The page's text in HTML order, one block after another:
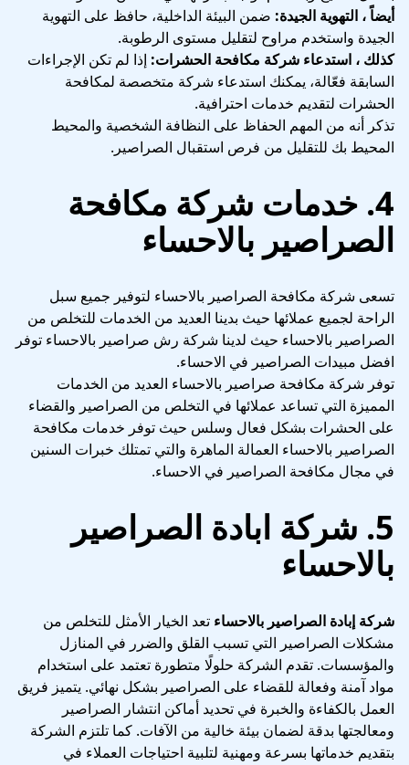
أيضاً ، التهوية الجيدة: ضمن البيئة الداخلية، حافظ على التهوية
الجيدة واستخدم مراوح لتقليل مستوى الرطوبة.
كذلك ، استدعاء شركة مكافحة الحشرات: إذا لم تكن الإجراءات
السابقة فعّالة، يمكنك استدعاء شركة متخصصة لمكافحة
الحشرات لتقديم خدمات احترافية.
تذكر أنه من المهم الحفاظ على النظافة الشخصية والمحيط
المحيط بك للتقليل من فرص استقبال الصراصير.
4. خدمات شركة مكافحة
الصراصير بالاحساء
تسعى شركة مكافحة الصراصير بالاحساء لتوفير جميع سبل
الراحة لجميع عملائها حيث بدينا العديد من الخدمات للتخلص من
الصراصير بالاحساء حيث لدينا شركة رش صراصير بالاحساء توفر
افضل مبيدات الصراصير في الاحساء.
توفر شركة مكافحة صراصير بالاحساء العديد من الخدمات
المميزة التي تساعد عملائها في التخلص من الصراصير والقضاء
على الحشرات بشكل فعال وسلس حيث توفر خدمات مكافحة
الصراصير بالاحساء العمالة الماهرة والتي تمتلك خبرات السنين
في مجال مكافحة الصراصير في الاحساء.
5. شركة ابادة الصراصير
بالاحساء
شركة إبادة الصراصير بالاحساء تعد الخيار الأمثل للتخلص من
مشكلات الصراصير التي تسبب القلق والضرر في المنازل
والمؤسسات. تقدم الشركة حلولًا متطورة تعتمد على استخدام
مواد آمنة وفعالة للقضاء على الصراصير بشكل نهائي. يتميز فريق
العمل بالكفاءة والخبرة في تحديد أماكن انتشار الصراصير
ومعالجتها بدقة لضمان بيئة خالية من الآفات. كما تلتزم الشركة
بتقديم خدماتها بسرعة ومهنية لتلبية احتياجات العملاء في